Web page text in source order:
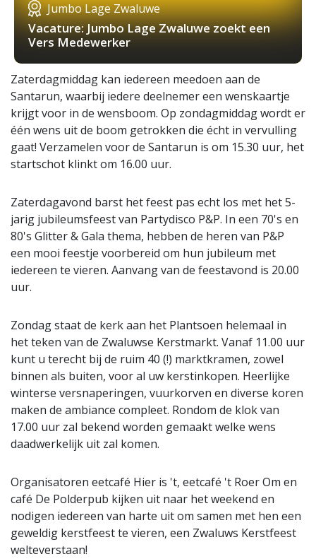
Jumbo Lage Zwaluwe
Vacature: Jumbo Lage Zwaluwe zoekt een
Vers Medewerker
Zaterdagmiddag kan iedereen meedoen aan de
Santarun, waarbij iedere deelnemer een wenskaartje
krijgt voor in de wensboom. Op zondagmiddag wordt er
één wens uit de boom getrokken die écht in vervulling
gaat! Verzamelen voor de Santarun is om 15.30 uur, het
startschot klinkt om 16.00 uur.
Zaterdagavond barst het feest pas echt los met het 5-
jarig jubileumsfeest van Partydisco P&P. In een 70's en
80's Glitter & Gala thema, hebben de heren van P&P
een mooi feestje voorbereid om hun jubileum met
iedereen te vieren. Aanvang van de feestavond is 20.00
uur.
Zondag staat de kerk aan het Plantsoen helemaal in
het teken van de Zwaluwse Kerstmarkt. Vanaf 11.00 uur
kunt u terecht bij de ruim 40 (!) marktkramen, zowel
binnen als buiten, voor al uw kerstinkopen. Heerlijke
winterse versnaperingen, vuurkorven en diverse koren
maken de ambiance compleet. Rondom de klok van
17.00 uur zal bekend worden gemaakt welke wens
daadwerkelijk uit zal komen.
Organisatoren eetcafé Hier is 't, eetcafé 't Roer Om en
café De Polderpub kijken uit naar het weekend en
nodigen iedereen van harte uit om samen met hen een
geweldig kerstfeest te vieren, een Zwaluws Kerstfeest
welteverstaan!